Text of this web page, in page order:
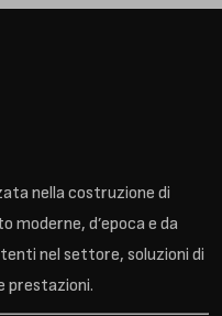
nella costruzione di
moderne, d’epoca e da
nel settore, soluzioni di
prestazioni.